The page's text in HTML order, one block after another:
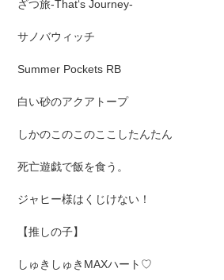
ざつ旅-That‘s Journey-
サノバウィッチ
Summer Pockets RB
白い砂のアクアトープ
しかのこのこのここしたんたん
死亡遊戯で飯を食う。
ジャヒー様はくじけない！
【推しの子】
しゅきしゅきMAXハート♡